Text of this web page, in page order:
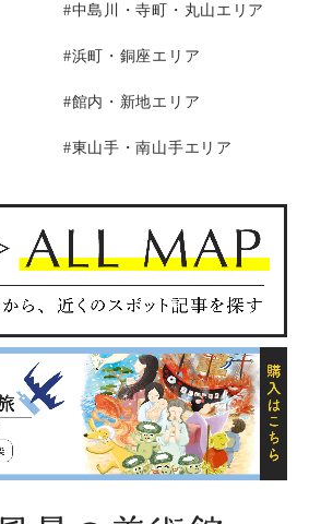
#中島川・寺町・丸山エリア
#浜町・銅座エリア
#館内・新地エリア
#東山手・南山手エリア